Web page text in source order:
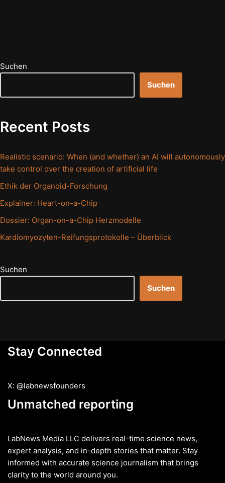
Suchen
Suchen
Recent Posts
Realistic scenario: When (and whether) an AI will autonomously
take control over the creation of artificial life
Ethik der Organoid-Forschung
Explainer: Heart-on-a-Chip
Dossier: Organ-on-a-Chip Herzmodelle
Kardiomyozyten-Reifungsprotokolle – Überblick
Suchen
Suchen
Stay Connected
X: @labnewsfounders
Unmatched reporting
LabNews Media LLC delivers real-time science news,
expert analysis, and in-depth stories that matter. Stay
informed with accurate science journalism that brings
clarity to the world around you.